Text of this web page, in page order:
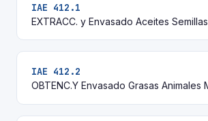
IAE 412.1
EXTRACC. y Envasado Aceites Semillas
IAE 412.2
OBTENC.Y Envasado Grasas Animales